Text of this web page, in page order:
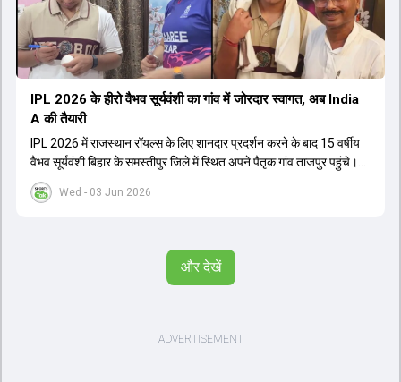
Wed - 03 Jun 2026
IPL 2026 के हीरो वैभव सूर्यवंशी का गांव में जोरदार स्वागत, अब India
A की तैयारी
IPL 2026 में राजस्थान रॉयल्स के लिए शानदार प्रदर्शन करने के बाद 15 वर्षीय
वैभव सूर्यवंशी बिहार के समस्तीपुर जिले में स्थित अपने पैतृक गांव ताजपुर पहुंचे।
गांव में उनका भव्य स्वागत किया गया और स्थानीय लोगों ने उन्हें मिथिला की परंपरा
के अनुसार पाग और चादर भेंट की। वैभव के पिता संजीव सूर्यवंशी ने उन्हें 5 साल की
तैयारियां शुरू करेंगे। 9 जून से श्रीलंका के खिलाफ होने वाली ट्राई-सीरीज में वैभव
और देखें